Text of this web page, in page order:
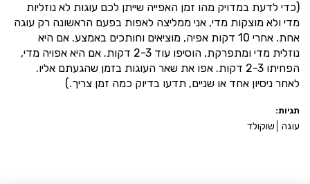
(כדי לדעת במדויק מהו זמן האפייה שייתן לכם עוגות לא נוזליות
מדי ולא מוצקות מדי, אני ממליצה לאפות בפעם הראשונה רק עוגה
אחת. אחרי 10 דקות אפיה, מוציאים וחותכים באמצע. אם היא
נוזלית מדי ומתפרקת, הוסיפו עוד 2-3 דקות. אם היא אפויה מדי,
הפחיתו 2-3 דקות. אפו את שאר העוגות בזמן שהגעתם אליו.
לאחר ניסיון אחד או שניים, תדעו בדיוק כמה זמן צריך.)
תגיות:
עוגה שוקולד